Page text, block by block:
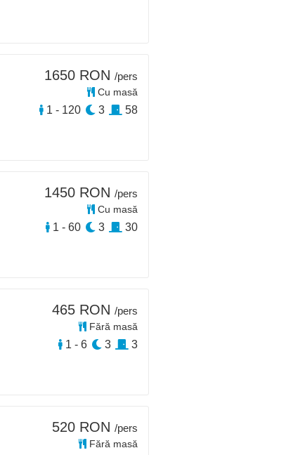
1650 RON /pers
Cu masă
1 - 120 3 58
1450 RON /pers
Cu masă
1 - 60 3 30
465 RON /pers
Fără masă
1 - 6 3 3
520 RON /pers
Fără masă